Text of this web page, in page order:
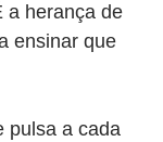
a herança de
ensinar que
pulsa a cada